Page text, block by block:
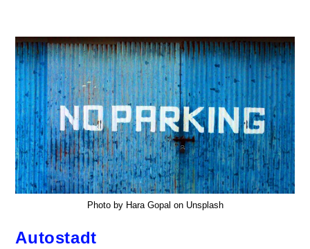
Photo by Hara Gopal on Unsplash
Autostadt